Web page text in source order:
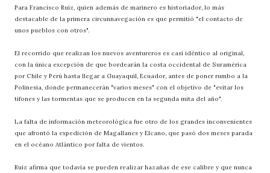
Para Francisco Ruiz, quien además de marinero es historiador, lo más
destacable de la primera circunnavegación es que permitió "el contacto de
unos pueblos con otros".
El recorrido que realizan los nuevos aventureros es casi idéntico al original,
con la única excepción de que bordearán la costa occidental de Suramérica
por Chile y Perú hasta llegar a Guayaquil, Ecuador, antes de poner rumbo a la
Polinesia, donde permanecerán "varios meses" con el objetivo de "evitar los
tifones y las tormentas que se producen en la segunda mita del año".
La falta de información meteorológica fue otro de los grandes inconvenientes
que afrontó la expedición de Magallanes y Elcano, que pasó dos meses parada
en el océano Atlántico por falta de vientos.
Ruiz afirma que todavía se pueden realizar hazañas de ese calibre y que nunca